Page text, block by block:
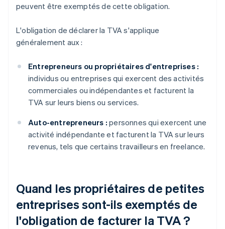
peuvent être exemptés de cette obligation.
L'obligation de déclarer la TVA s'applique
généralement aux :
Entrepreneurs ou propriétaires d'entreprises :
individus ou entreprises qui exercent des activités
commerciales ou indépendantes et facturent la
TVA sur leurs biens ou services.
Auto-entrepreneurs : personnes qui exercent une
activité indépendante et facturent la TVA sur leurs
revenus, tels que certains travailleurs en freelance.
Quand les propriétaires de petites
entreprises sont-ils exemptés de
l'obligation de facturer la TVA ?